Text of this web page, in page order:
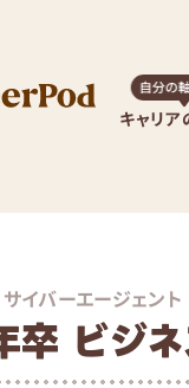
キャリア
自分の
サイバーエージェント
ビジ